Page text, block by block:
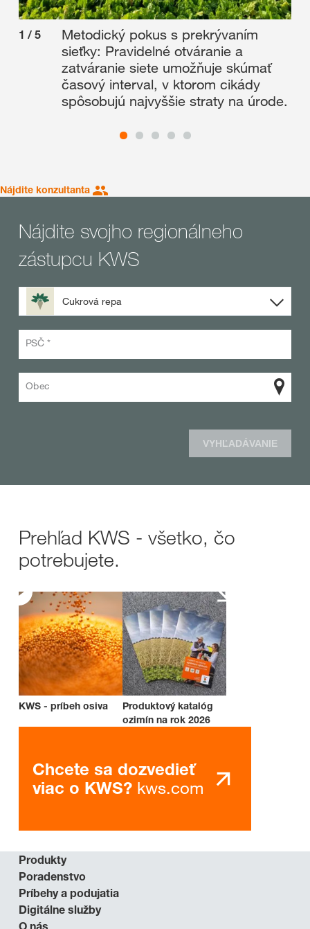
1 / 5
Metodický pokus s prekrývaním
sieťky: Pravidelné otváranie a
zatváranie siete umožňuje skúmať
časový interval, v ktorom cikády
spôsobujú najvyššie straty na úrode.
Nájdite konzultanta
Nájdite svojho regionálneho
zástupcu KWS
Cukrová repa
PSČ *
Obec
VYHĽADÁVANIE
Prehľad KWS - všetko, čo
potrebujete.
KWS - príbeh osiva
Produktový katalóg
ozimín na rok 2026
Chcete sa dozvedieť
viac o KWS? kws.com
Produkty
Poradenstvo
Príbehy a podujatia
Digitálne služby
O nás